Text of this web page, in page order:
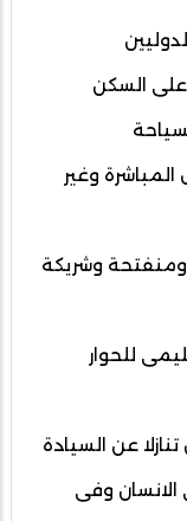
السكن
وغير
وشريكة
للحوار
عن السيادة
وفى